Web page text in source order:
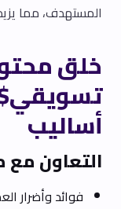
المستهدف، مما
خلق
أساليب
التعاون
فوائد وأضرار